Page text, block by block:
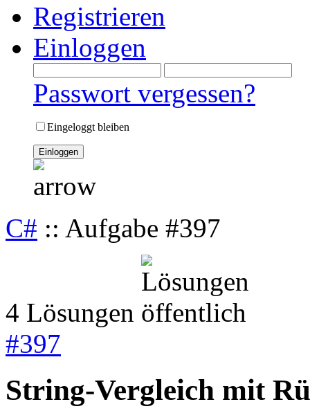
Registrieren
Einloggen
Passwort vergessen?
Eingeloggt bleiben
C# :: Aufgabe #397
4 Lösungen
#397
String-Vergleich mit